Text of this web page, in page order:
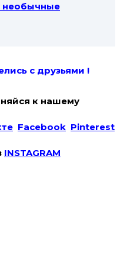
необычные
лись с друзьями !
к нашему
Facebook Pinterest
INSTAGRAM